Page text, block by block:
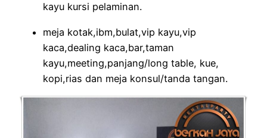
kayu kursi pelaminan.
meja kotak,ibm,bulat,vip kayu,vip
kaca,dealing kaca,bar,taman
kayu,meeting,panjang/long table, kue,
kopi,rias dan meja konsul/tanda tangan.